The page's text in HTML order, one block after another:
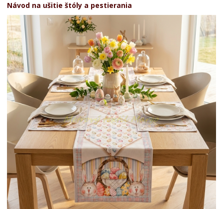
Návod na ušitie štóly a pestierania